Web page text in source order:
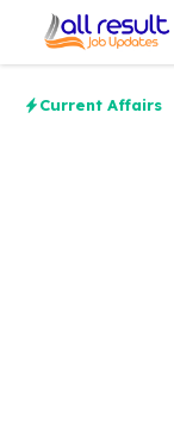
content
Current Affairs